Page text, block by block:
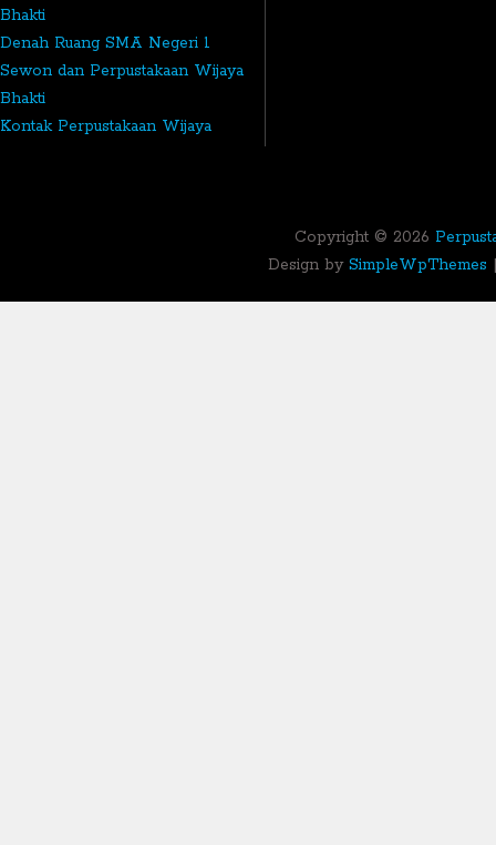
Bhakti
Denah Ruang SMA Negeri 1
Sewon dan Perpustakaan Wijaya
Bhakti
Kontak Perpustakaan Wijaya
Copyright © 2026
Design bySimpleWpThemes